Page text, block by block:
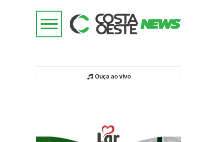
Ouça ao vivo